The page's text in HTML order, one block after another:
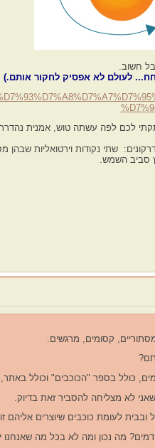
חשוב.
לעולם לא אפסיק לחקור אותם.)
לכם לפה עשתה טוש, אמנית
שתי נקודות וירטואליות שבהן
סביב השמש.
קסומים, מרגשים.
כולל בספר "הכוכבים" וכולל באתר,
לא מצליחה להסביר זאת בדיוק.
לעומת כוכבים שיוצרים אליהם
מה נכון ומה לא בכל מה שאנחנו